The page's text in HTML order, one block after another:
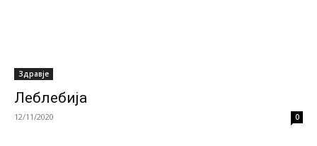
Здравје
Леблебија
12/11/2020 0